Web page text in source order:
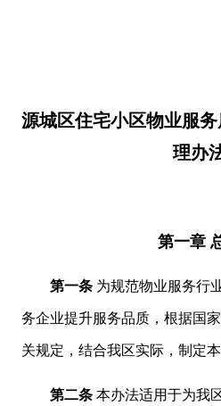
源城区住宅小区物业服
理办
第一章
第一条为规范物业服务行
务企业提升服务品质，根据国
关规定，结合我区实际，制定本
第二条本办法适用于为我